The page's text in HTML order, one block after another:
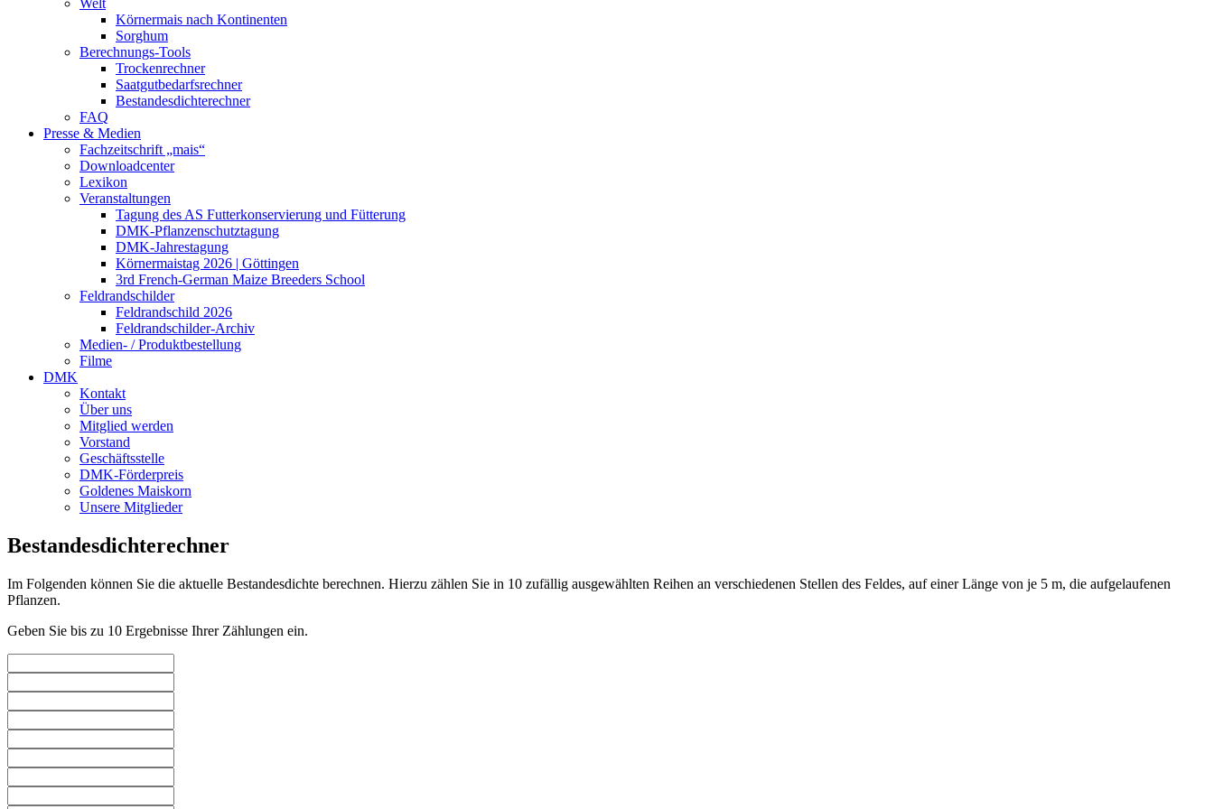
Körnermais nach Kontinenten
Sorghum
Berechnungs-Tools
Trockenrechner
Saatgutbedarfsrechner
Bestandesdichterechner
FAQ
Presse & Medien
Fachzeitschrift „mais“
Downloadcenter
Lexikon
Veranstaltungen
Tagung des AS Futterkonservierung und Fütterung
DMK-Pflanzenschutztagung
DMK-Jahrestagung
Körnermaistag 2026 | Göttingen
3rd French-German Maize Breeders School
Feldrandschilder
Feldrandschild 2026
Feldrandschilder-Archiv
Medien- / Produktbestellung
Filme
DMK
Kontakt
Über uns
Mitglied werden
Vorstand
Geschäftsstelle
DMK-Förderpreis
Goldenes Maiskorn
Unsere Mitglieder
Bestandesdichterechner
Im Folgenden können Sie die aktuelle Bestandesdichte berechnen. Hierzu zählen Sie in 10 zufällig ausgewählten Reihen an verschiedenen Stellen des Feldes, auf einer Länge von je 5 m, die aufgelaufenen
Pflanzen.
Geben Sie bis zu 10 Ergebnisse Ihrer Zählungen ein.